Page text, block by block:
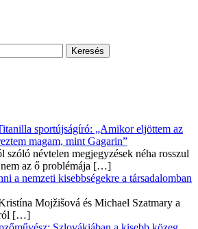
sportújságíró: „Amikor eljöttem az
magam, mint Gagarin”
szóló névtelen megjegyzések néha rosszul
az ő problémája […]
a nemzeti kisebbségekre a társadalomban
Mojžišová és Michael Szatmary a
[…]